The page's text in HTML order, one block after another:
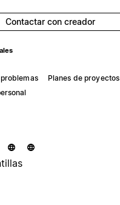
Contactar con creador
Planes de proyectos